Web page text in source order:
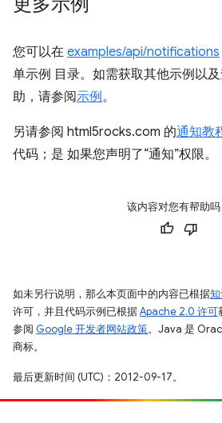
您可以在 examples/api/notifications
单示例 目录。如需获取其他示例以
助，请参阅示例。
另请参阅 html5rocks.com 的通知教
代码；是 如果您声明了“通知”权限。
该内容对您有帮助吗
如未另行说明，那么本页面中的内容已根据
许可，并且代码示例已根据Apache 2.0 许可
参阅 Google 开发者网站政策。Java 是
商标。
最后更新时间 (UTC)：2012-09-17。